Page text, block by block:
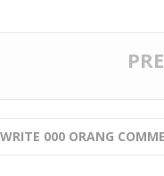
WRITE 000 ORANG